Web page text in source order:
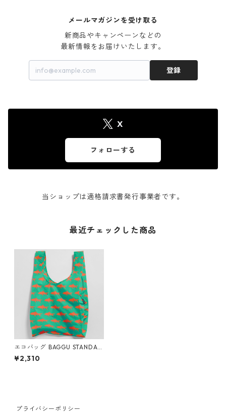
メールマガジンを受け取る
新商品やキャンペーンなどの
最新情報をお届けいたします。
登録
X
フォローする
当ショップは適格請求書発行事業者です。
最近チェックした商品
エコバッグ BAGGU STANDAR
D ARCHIVE スタンダードバグ
ゥ バグー フィッシュ
¥2,310
プライバシーポリシー